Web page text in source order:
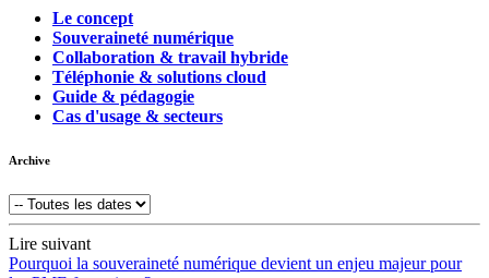
Le concept
Souveraineté numérique
Collaboration & travail hybride
Téléphonie & solutions cloud
Guide & pédagogie
Cas d'usage & secteurs
Archive
Lire suivant
Pourquoi la souveraineté numérique devient un enjeu majeur pour